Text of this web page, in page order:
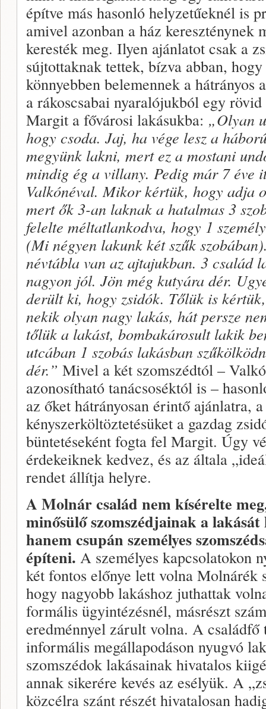
építve más hasonló helyzetűeknél is
amivel azonban a ház kereszténynek
keresték meg. Ilyen ajánlatot csak a
sújtottaknak tettek, bízva abban,
könnyebben belemennek a hátrányos
a rákoscsabai nyaralójukból egy
Margit a fővárosi lakásukba: „Olyan
hogy csoda. Jaj, ha vége lesz a
megyünk lakni, mert ez a mostani
mindig ég a villany. Pedig már 7 éve
Valkónéval. Mikor kértük, hogy adja
mert ők 3-an laknak a hatalmas 3
felelte méltatlankodva, hogy 1
(Mi négyen lakunk két szűk
névtábla van az ajtajukban. 3 család
nagyon jól. Jön még kutyára dér.
derült ki, hogy zsidók. Tőlük is
nekik olyan nagy lakás, hát persze
tőlük a lakást, bombakárosult lakik
utcában 1 szobás lakásban
dér.” Mivel a két szomszédtól –
azonosítható tanácsoséktól is –
az őket hátrányosan érintő ajánlatra,
kényszerköltöztetésüket a gazdag
büntetéseként fogta fel Margit. Úgy
érdekeiknek kedvez, és az általa
rendet állítja helyre.
A Molnár család nem kísérelte
minősülő szomszédjainak a
hanem csupán személyes
építeni. A személyes kapcsolatokon
két fontos előnye lett volna Molnárék
hogy nagyobb lakáshoz juthattak
formális ügyintézésnél, másrészt
eredménnyel zárult volna. A
informális megállapodáson nyugvó
szomszédok lakásainak hivatalos
annak sikerére kevés az esélyük. A
közcélra szánt részét hivatalosan